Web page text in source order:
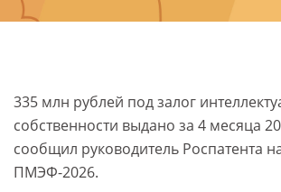
335 млн рублей под залог
собственности выдано за 4 месяца
сообщил руководитель Роспатента
ПМЭФ-2026.